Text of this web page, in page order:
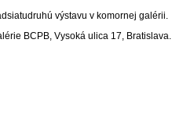
výstavu v komornej galérii.
BCPB, Vysoká ulica 17, Bratislava.